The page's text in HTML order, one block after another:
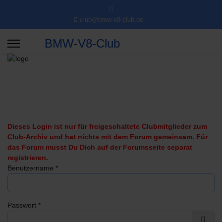
club@bmw-v8-club.de
BMW-V8-Club
Dieses Login ist nur für freigeschaltete Clubmitglieder zum
Club-Archiv und hat nichts mit dem Forum gemeinsam. Für
das Forum musst Du Dich auf der Forumsseite separat
registrieren.
Benutzername *
Passwort *